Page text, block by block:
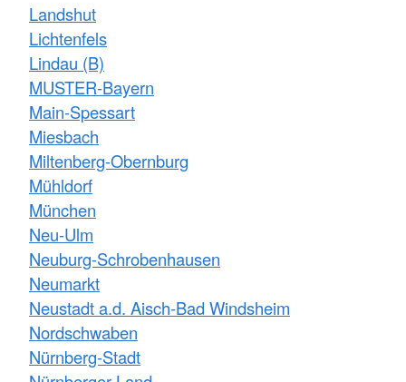
Landshut
Lichtenfels
Lindau (B)
MUSTER-Bayern
Main-Spessart
Miesbach
Miltenberg-Obernburg
Mühldorf
München
Neu-Ulm
Neuburg-Schrobenhausen
Neumarkt
Neustadt a.d. Aisch-Bad Windsheim
Nordschwaben
Nürnberg-Stadt